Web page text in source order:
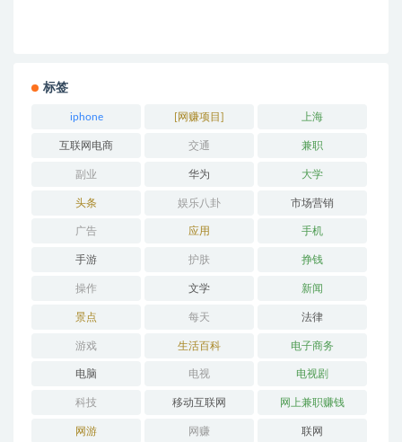
标签
iphone [网赚项目] 上海
互联网电商 交通 兼职
副业 华为 大学
头条 娱乐八卦 市场营销
广告 应用 手机
手游 护肤 挣钱
操作 文学 新闻
景点 每天 法律
游戏 生活百科 电子商务
电脑 电视 电视剧
科技 移动互联网 网上兼职赚钱
网游 网赚 联网